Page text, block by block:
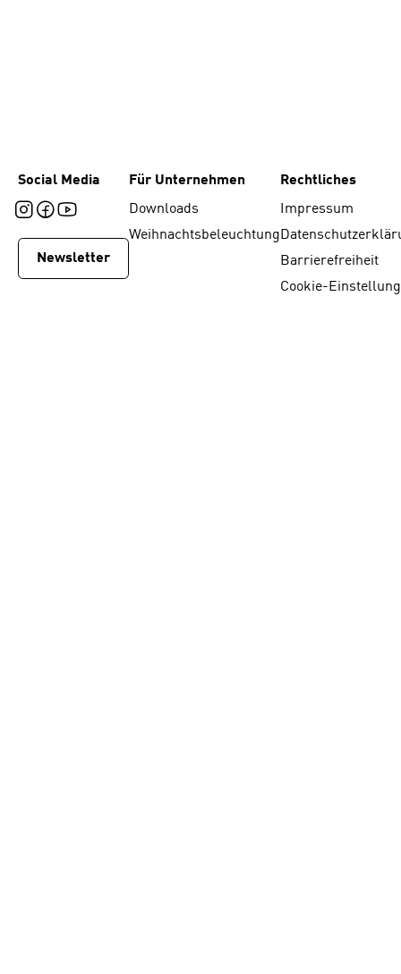
Social Media
Newsletter
Für Unternehmen
Downloads
Weihnachtsbeleuchtung
Rechtliches
Impressum
Barrierefreiheit
Cookie-